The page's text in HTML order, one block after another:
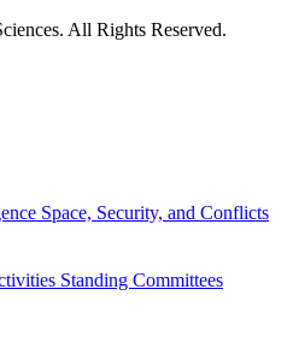
All Rights Reserved.
Space, Security, and Conflicts
Standing Committees